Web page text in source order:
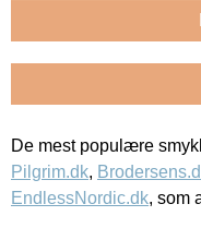
De mest populære
Pilgrim.dk,
EndlessNordic.dk, som